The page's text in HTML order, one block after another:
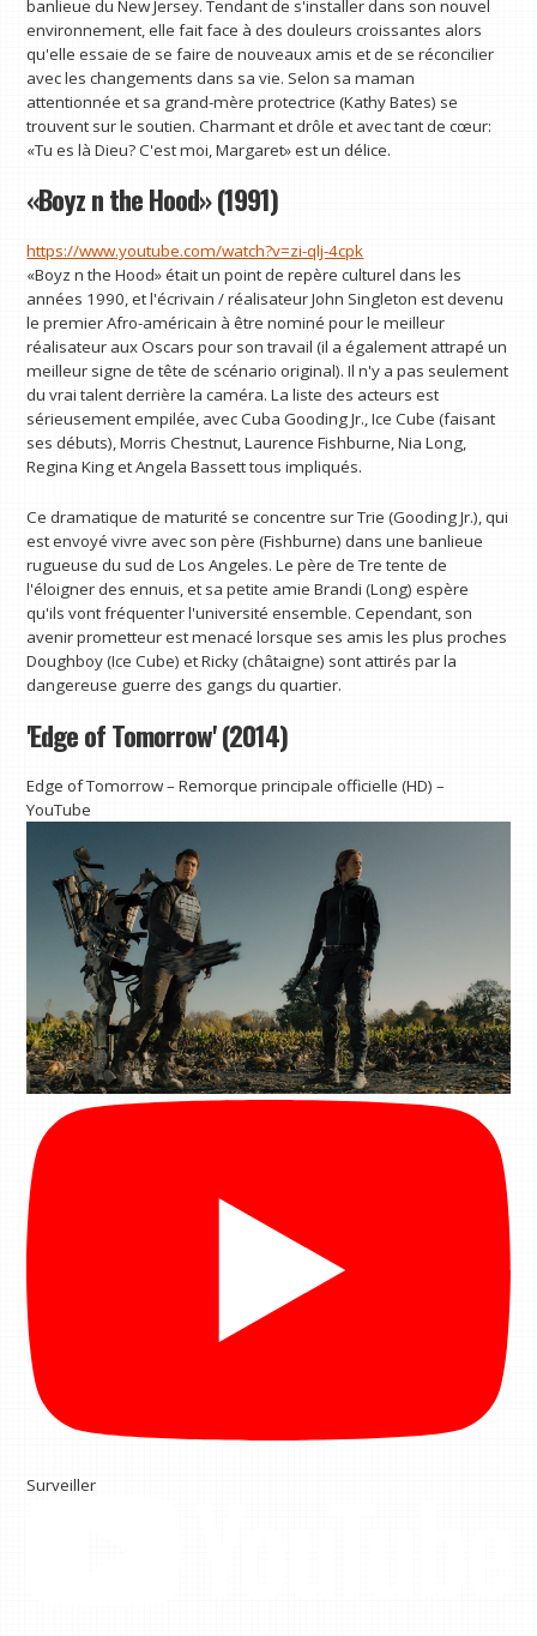
banlieue du New Jersey. Tendant de s'installer dans son nouvel
environnement, elle fait face à des douleurs croissantes alors
qu'elle essaie de se faire de nouveaux amis et de se réconcilier
avec les changements dans sa vie. Selon sa maman
attentionnée et sa grand-mère protectrice (Kathy Bates) se
trouvent sur le soutien. Charmant et drôle et avec tant de cœur:
«Tu es là Dieu? C'est moi, Margaret» est un délice.
«Boyz n the Hood» (1991)
https://www.youtube.com/watch?v=zi-qlj-4cpk
«Boyz n the Hood» était un point de repère culturel dans les
années 1990, et l'écrivain / réalisateur John Singleton est devenu
le premier Afro-américain à être nominé pour le meilleur
réalisateur aux Oscars pour son travail (il a également attrapé un
meilleur signe de tête de scénario original). Il n'y a pas seulement
du vrai talent derrière la caméra. La liste des acteurs est
sérieusement empilée, avec Cuba Gooding Jr., Ice Cube (faisant
ses débuts), Morris Chestnut, Laurence Fishburne, Nia Long,
Regina King et Angela Bassett tous impliqués.
Ce dramatique de maturité se concentre sur Trie (Gooding Jr.), qui
est envoyé vivre avec son père (Fishburne) dans une banlieue
rugueuse du sud de Los Angeles. Le père de Tre tente de
l'éloigner des ennuis, et sa petite amie Brandi (Long) espère
qu'ils vont fréquenter l'université ensemble. Cependant, son
avenir prometteur est menacé lorsque ses amis les plus proches
Doughboy (Ice Cube) et Ricky (châtaigne) sont attirés par la
dangereuse guerre des gangs du quartier.
'Edge of Tomorrow' (2014)
Edge of Tomorrow – Remorque principale officielle (HD) –
YouTube
Surveiller